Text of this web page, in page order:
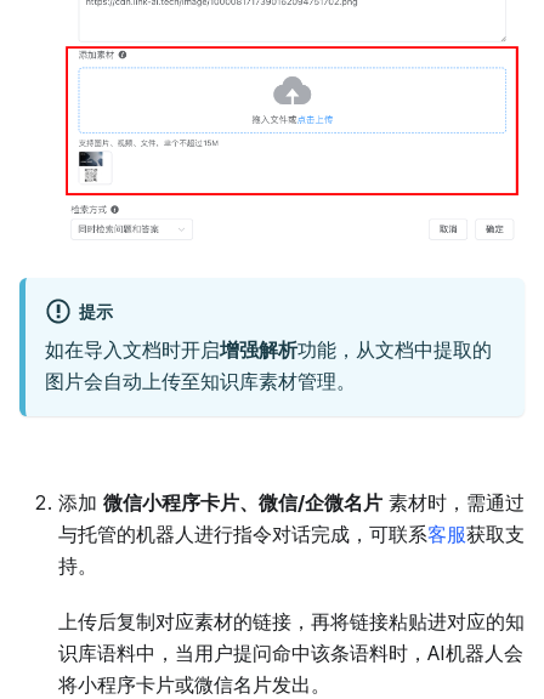
提示
如在导入文档时开启增强解析功能，从文档中提取的
图片会自动上传至知识库素材管理。
添加 微信小程序卡片、微信/企微名片 素材时，需通过
与托管的机器人进行指令对话完成，可联系客服获取支
持。
上传后复制对应素材的链接，再将链接粘贴进对应的知
识库语料中，当用户提问命中该条语料时，AI机器人会
将小程序卡片或微信名片发出。